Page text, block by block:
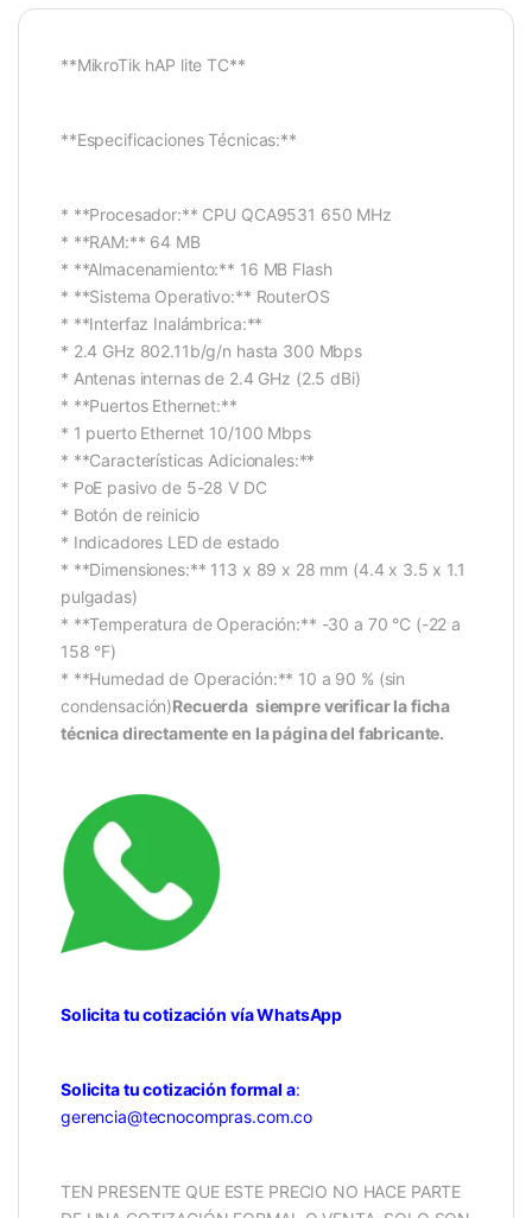
**MikroTik hAP lite TC**
**Especificaciones Técnicas:**
* **Procesador:** CPU QCA9531 650 MHz
* **RAM:** 64 MB
* **Almacenamiento:** 16 MB Flash
* **Sistema Operativo:** RouterOS
* **Interfaz Inalámbrica:**
* 2.4 GHz 802.11b/g/n hasta 300 Mbps
* Antenas internas de 2.4 GHz (2.5 dBi)
* **Puertos Ethernet:**
* 1 puerto Ethernet 10/100 Mbps
* **Características Adicionales:**
* PoE pasivo de 5-28 V DC
* Botón de reinicio
* Indicadores LED de estado
* **Dimensiones:** 113 x 89 x 28 mm (4.4 x 3.5 x 1.1
pulgadas)
* **Temperatura de Operación:** -30 a 70 °C (-22 a
158 °F)
* **Humedad de Operación:** 10 a 90 % (sin
condensación)Recuerda siempre verificar la ficha
técnica directamente en la página del fabricante.
Solicita tu cotización vía WhatsApp
Solicita tu cotización formal a:
gerencia@tecnocompras.com.co
TEN PRESENTE QUE ESTE PRECIO NO HACE PARTE